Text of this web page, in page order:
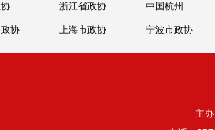
浙江省政协 中国杭州
协 上海市政协 宁波市政协
主